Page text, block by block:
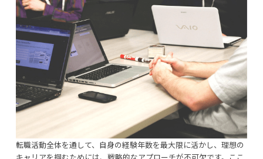
転職活動全体を通して、自身の経験年数を最大限に活かし、理想の